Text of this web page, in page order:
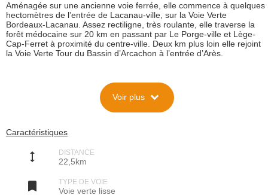
Aménagée sur une ancienne voie ferrée, elle commence à quelques
hectomètres de l’entrée de Lacanau-ville, sur la Voie Verte
Bordeaux-Lacanau. Assez rectiligne, très roulante, elle traverse la
forêt médocaine sur 20 km en passant par Le Porge-ville et Lège-
Cap-Ferret à proximité du centre-ville. Deux km plus loin elle rejoint
la Voie Verte Tour du Bassin d’Arcachon à l’entrée d’Arès.
Cette Voie Verte - créée en 2005 - est en fait le premier tronçon
d’une future liaison rapide qui est prévue pour relier le Bassin
Pour le moment, ce premier tronçon, compte tenu de la très bonne
/Bassin d’Arcachon rapidement et avec un très bon confort de
roulage, sans passer par les plages. C’est parfait pour les rollers, les
Les aménagements sont à minima : deux tables de pique-nique au
Porge, et un point d’eau à Lège.
Voir plus expand_more
Caractéristiques
height DISTANCE
22,5km
 TYPE DE VOIE
Voie verte lisse